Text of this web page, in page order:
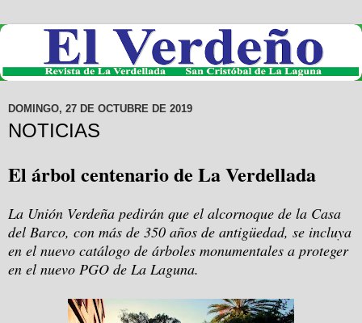
DOMINGO, 27 DE OCTUBRE DE 2019
NOTICIAS
El árbol centenario de La Verdellada
La Unión Verdeña pedirán que el alcornoque de la Casa
del Barco, con más de 350 años de antigüedad, se incluya
en el nuevo catálogo de árboles monumentales a proteger
en el nuevo PGO de La Laguna.